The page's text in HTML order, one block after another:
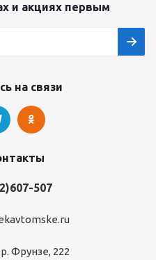
и акциях первым
на связи
507
Фрунзе, 222